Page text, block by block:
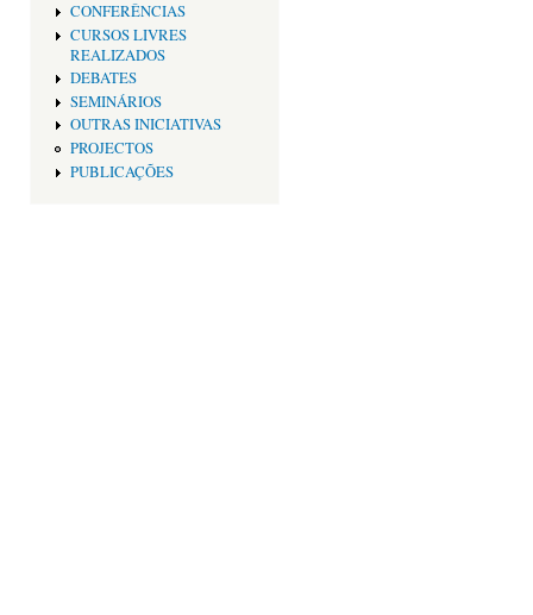
CONFERÊNCIAS
CURSOS LIVRES
REALIZADOS
DEBATES
SEMINÁRIOS
OUTRAS INICIATIVAS
PROJECTOS
PUBLICAÇÕES